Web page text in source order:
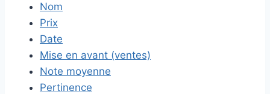
Nom
Prix
Date
Mise en avant (ventes)
Note moyenne
Pertinence